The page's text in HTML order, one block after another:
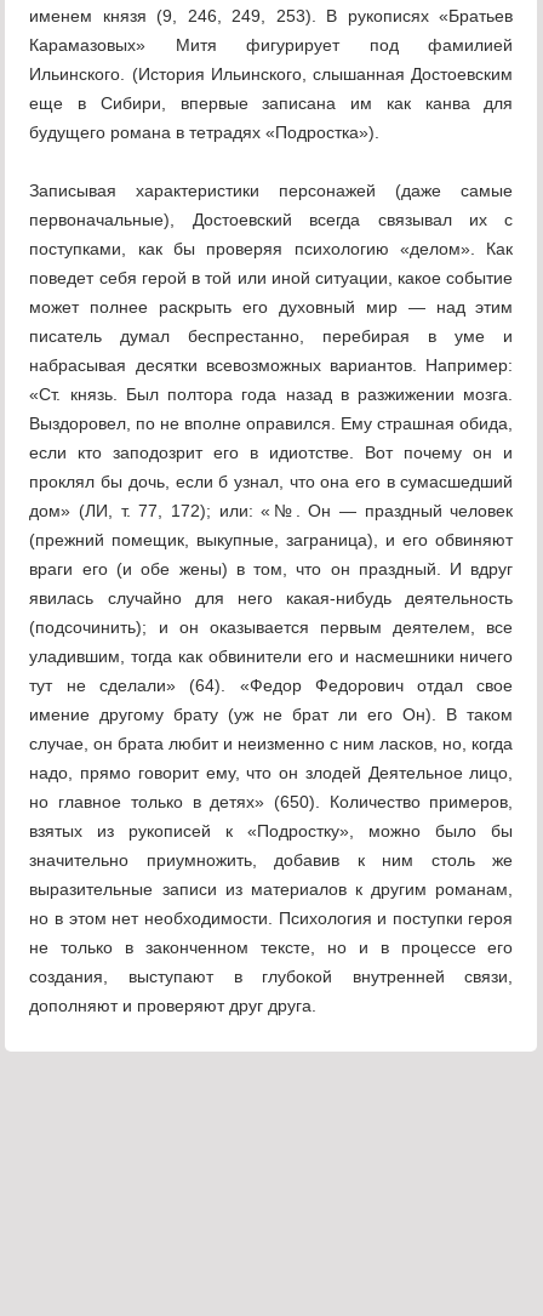
именем князя (9, 246, 249, 253). В рукописях «Братьев
Карамазовых» Митя фигурирует под фамилией
Ильинского. (История Ильинского, слышанная Достоевским
еще в Сибири, впервые записана им как канва для
будущего романа в тетрадях «Подростка»).
Записывая характеристики персонажей (даже самые
первоначальные), Достоевский всегда связывал их с
поступками, как бы проверяя психологию «делом». Как
поведет себя герой в той или иной ситуации, какое событие
может полнее раскрыть его духовный мир — над этим
писатель думал беспрестанно, перебирая в уме и
набрасывая десятки всевозможных вариантов. Например:
«Ст. князь. Был полтора года назад в разжижении мозга.
Выздоровел, по не вполне оправился. Ему страшная обида,
если кто заподозрит его в идиотстве. Вот почему он и
проклял бы дочь, если б узнал, что она его в сумасшедший
дом» (ЛИ, т. 77, 172); или: «№. Он — праздный человек
(прежний помещик, выкупные, заграница), и его обвиняют
враги его (и обе жены) в том, что он праздный. И вдруг
явилась случайно для него какая-нибудь деятельность
(подсочинить); и он оказывается первым деятелем, все
уладившим, тогда как обвинители его и насмешники ничего
тут не сделали» (64). «Федор Федорович отдал свое
имение другому брату (уж не брат ли его Он). В таком
случае, он брата любит и неизменно с ним ласков, но, когда
надо, прямо говорит ему, что он злодей Деятельное лицо,
но главное только в детях» (650). Количество примеров,
взятых из рукописей к «Подростку», можно было бы
значительно приумножить, добавив к ним столь же
выразительные записи из материалов к другим романам,
но в этом нет необходимости. Психология и поступки героя
не только в законченном тексте, но и в процессе его
создания, выступают в глубокой внутренней связи,
дополняют и проверяют друг друга.